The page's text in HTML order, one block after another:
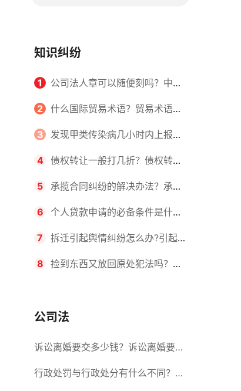
知识纠纷
1 公司法人章可以随便刻吗？中华
人民共和国公司法第三条的内容是什
么？ 天天热闻
2 什么国际贸易术语？贸易术语在
国际贸易中起着积极的作用主要表现
在哪几个方面？_视点
3 发现甲类传染病几小时内上报？
工作期间得了传染病算不算工伤？
4 债权转让一般打几折？债权转让
合法吗？
5 承揽合同纠纷的解决办法？承揽
合同质保期一般多长时间？|环球看
点
6 个人贷款申请的必备条件是什
么？申请贷款的流程是什么？
7 拆迁引起舆情纠纷怎么办?引起征
地拆迁纠纷的原因有哪些?
8 捡到东西又放回原处犯法吗？捡
公司法
诉讼离婚要交多少钱？诉讼离婚要多
久才能离婚？ 今日热闻
行政处罚与行政处分有什么不同？行